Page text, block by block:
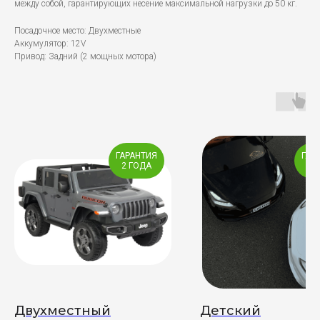
между собой, гарантирующих несение максимальной нагрузки до 50 кг.
Посадочное место: Двухместные
Аккумулятор: 12V
Привод: Задний (2 мощных мотора)
ГАРАНТИЯ
2 ГОДА
Двухместный
Детский